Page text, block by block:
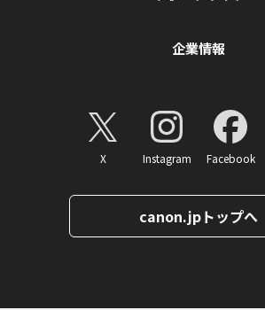
企業情報
X Instagram Facebook
canon.jpトップへ